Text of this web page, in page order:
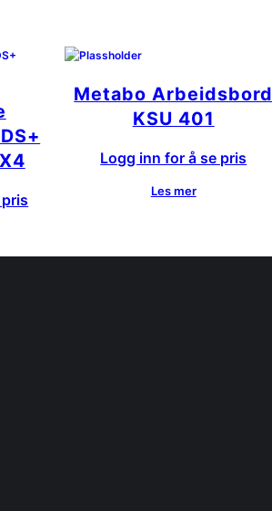
Metabo Arbeidsbord
KSU 401
Logg inn for å se pris
Les mer